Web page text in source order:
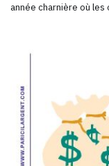
année charnière où